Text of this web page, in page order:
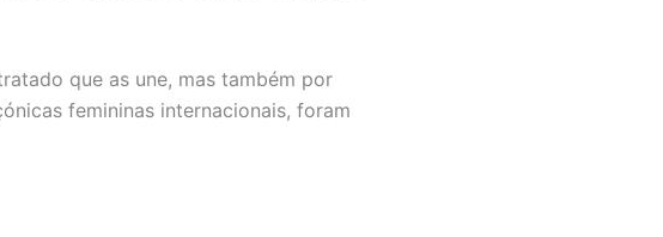
que as une, mas também por
femininas internacionais, foram